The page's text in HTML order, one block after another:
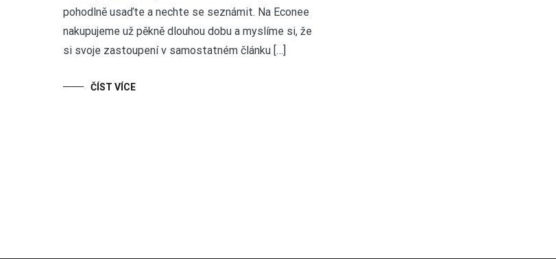
pohodlně usaďte a nechte se seznámit. Na Econee
nakupujeme už pěkně dlouhou dobu a myslíme si, že
si svoje zastoupení v samostatném článku […]
ČÍST VÍCE